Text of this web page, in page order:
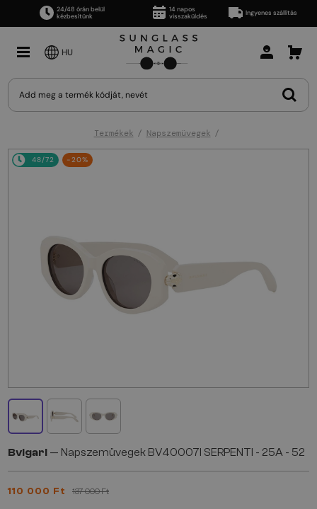
24/48 órán belül
kézbesítünk
14 napos
visszaküldés
Ingyenes szállítás
HU
Termékek Napszemüvegek
48/72 -20%
Bvlgari — Napszemüvegek BV40007I SERPENTI - 25A - 52
110 000 Ft 137 000 Ft